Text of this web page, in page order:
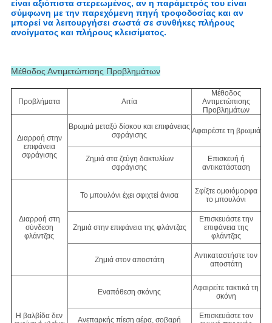
είναι αξιόπιστα στερεωμένος, αν η παράμετρός του είναι
σύμφωνη με την παρεχόμενη πηγή τροφοδοσίας και αν
μπορεί να λειτουργήσει σωστά σε συνθήκες πλήρους
ανοίγματος και πλήρους κλεισίματος.
Μέθοδος Αντιμετώπισης Προβλημάτων
Προβλήματα Αιτία
Μέθοδος
Αντιμετώπισης
Προβλημάτων
Διαρροή στην
επιφάνεια
σφράγισης
Βρωμιά μεταξύ δίσκου και επιφάνειας
σφράγισης
Αφαιρέστε τη βρωμιά
Ζημιά στα ζεύγη δακτυλίων
σφράγισης
Επισκευή ή
αντικατάσταση
Διαρροή στη
σύνδεση
φλάντζας
Το μπουλόνι έχει σφιχτεί άνισα
Σφίξτε ομοιόμορφα
το μπουλόνι
Ζημιά στην επιφάνεια της φλάντζας
Επισκευάστε την
επιφάνεια της
φλάντζας
Ζημιά στον αποστάτη
Αντικαταστήστε τον
αποστάτη
Η βαλβίδα δεν
Εναπόθεση σκόνης
Αφαιρείτε τακτικά τη
σκόνη
Ανεπαρκής πίεση αέρα, σοβαρή
Επισκευάστε τον